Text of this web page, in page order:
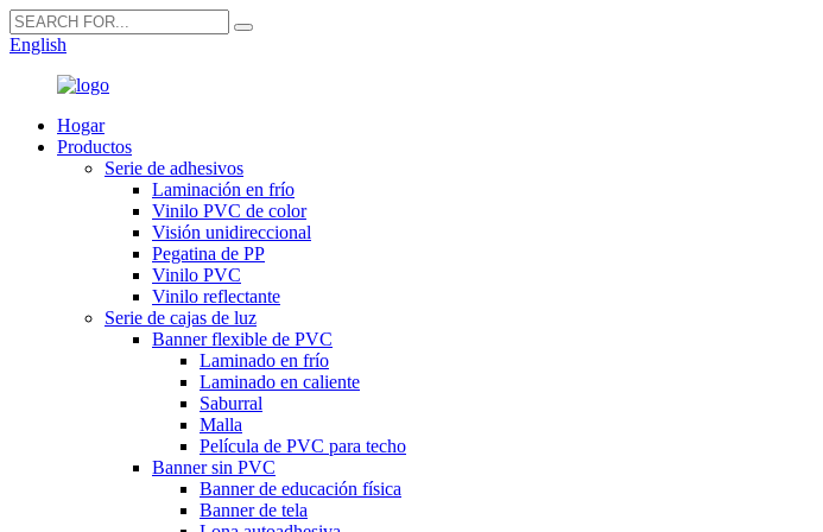
English
Hogar
Productos
Serie de adhesivos
Laminación en frío
Vinilo PVC de color
Visión unidireccional
Pegatina de PP
Vinilo PVC
Vinilo reflectante
Serie de cajas de luz
Banner flexible de PVC
Laminado en frío
Laminado en caliente
Saburral
Malla
Película de PVC para techo
Banner sin PVC
Banner de educación física
Banner de tela